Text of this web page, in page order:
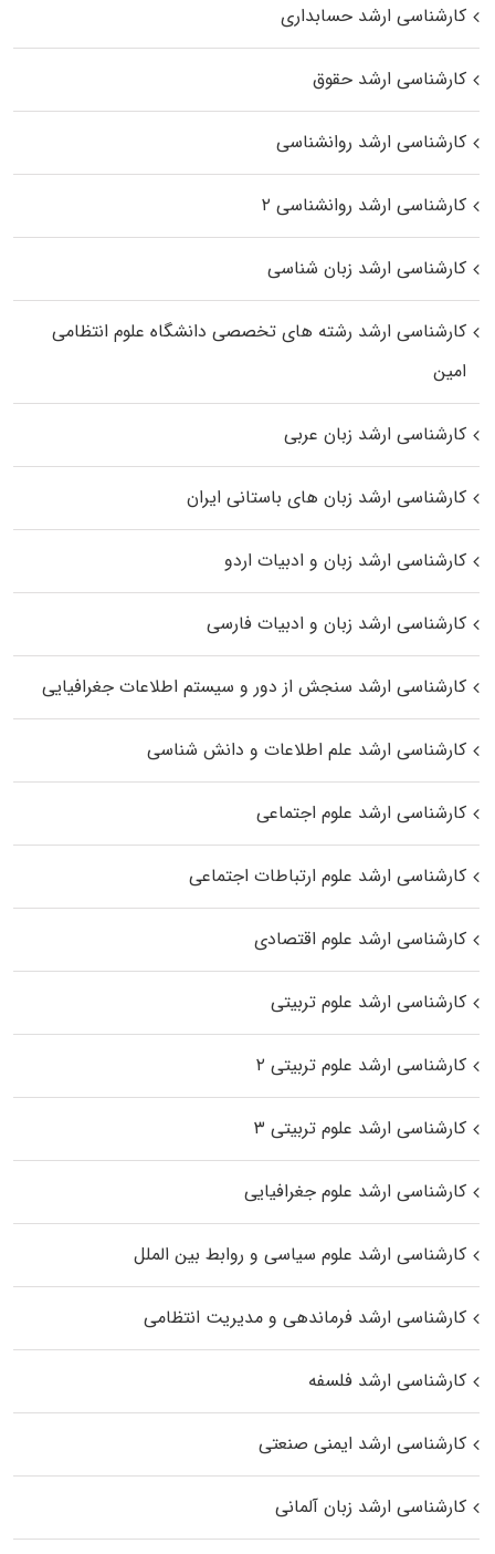
کارشناسی ارشد حسابداری
کارشناسی ارشد حقوق
کارشناسی ارشد روانشناسی
کارشناسی ارشد روانشناسی ۲
کارشناسی ارشد زبان شناسی
کارشناسی ارشد رﺷﺘﻪ ﻫﺎی تخصصی داﻧﺸﮕﺎه ﻋﻠﻮم انتظامی
اﻣﻴﻦ
کارشناسی ارشد زبان عربی
کارشناسی ارشد زبان‌ های باستانی ایران
کارشناسی ارشد زبان و ادبیات اردو
کارشناسی ارشد زبان و ادبیات فارسی
کارشناسی ارشد سنجش از دور و سیستم اطلاعات جغرافیایی
کارشناسی ارشد علم اطلاعات و دانش شناسی
کارشناسی ارشد علوم اجتماعی
کارشناسی ارشد علوم ارتباطات اجتماعی
کارشناسی ارشد علوم اقتصادی
کارشناسی ارشد علوم تربیتی
کارشناسی ارشد علوم تربیتی ۲
کارشناسی ارشد علوم تربیتی ۳
کارشناسی ارشد علوم جغرافیایی
کارشناسی ارشد علوم سیاسی و روابط بین الملل
کارشناسی ارشد فرماندهی و مدیریت انتظامی
کارشناسی ارشد فلسفه
کارشناسی ارشد ایمنی صنعتی
کارشناسی ارشد زبان آلمانی